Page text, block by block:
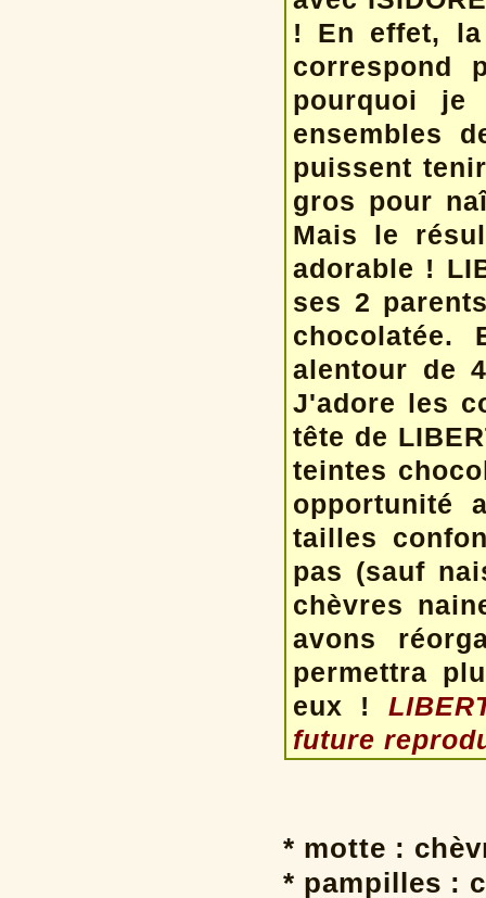
! En effet, la
correspond
pourquoi je
ensembles
puissent
gros pour
Mais le
adorable !
ses 2
alentour de
J'adore les
tête de
teintes
opportunité
tailles
pas (sauf
chèvres
avons
permettra
eux !
future
* motte :
* pampilles :